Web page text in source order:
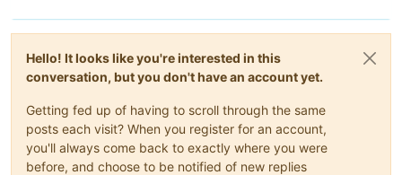
Hello! It looks like you're interested in this
conversation, but you don't have an account yet.
Getting fed up of having to scroll through the same
posts each visit? When you register for an account,
you'll always come back to exactly where you were
before, and choose to be notified of new replies